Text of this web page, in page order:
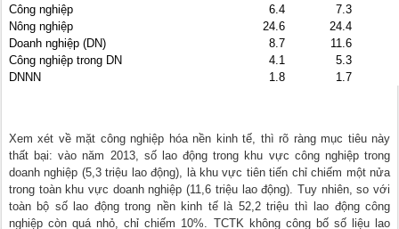
Công nghiệp
6.4
7.3
Nông nghiệp
24.6
24.4
Doanh nghiệp (DN)
8.7
11.6
Công nghiệp trong DN
4.1
5.3
DNNN
1.8 1.7
Xem xét về mặt công nghiệp hóa nền kinh tế, thì rõ ràng mục tiêu này
thất bại: vào năm 2013, số lao động trong khu vực công nghiệp trong
doanh nghiệp (5,3 triệu lao động), là khu vực tiên tiến chỉ chiếm một nửa
trong toàn khu vực doanh nghiệp (11,6 triệu lao động). Tuy nhiên, so với
toàn bộ số lao động trong nền kinh tế là 52,2 triệu thì lao động công
nghiệp còn quá nhỏ, chỉ chiếm 10%. TCTK không công bố số liệu lao